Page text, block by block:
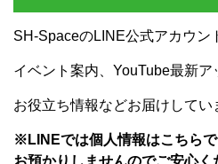
SH-SpaceのLINE公式アカウン
イベント案内、YouTube最新ア
お役立ち情報などお届けしてい
※LINEでは個人情報はこちらで
お預かりしませんのでご安心く